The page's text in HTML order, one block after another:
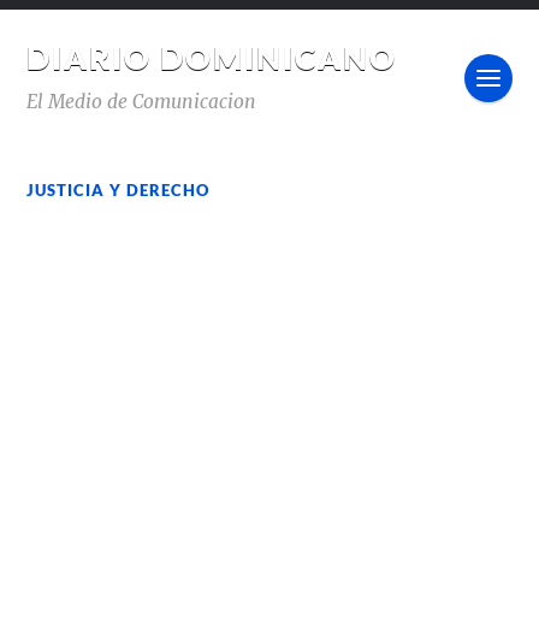
DIARIO DOMINICANO
El Medio de Comunicacion
JUSTICIA Y DERECHO